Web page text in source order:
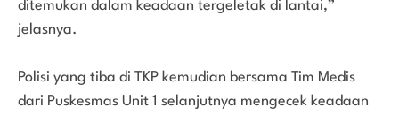
ditemukan dalam keadaan tergeletak di lantai,”
jelasnya.
Polisi yang tiba di TKP kemudian bersama Tim Medis
dari Puskesmas Unit 1 selanjutnya mengecek keadaan